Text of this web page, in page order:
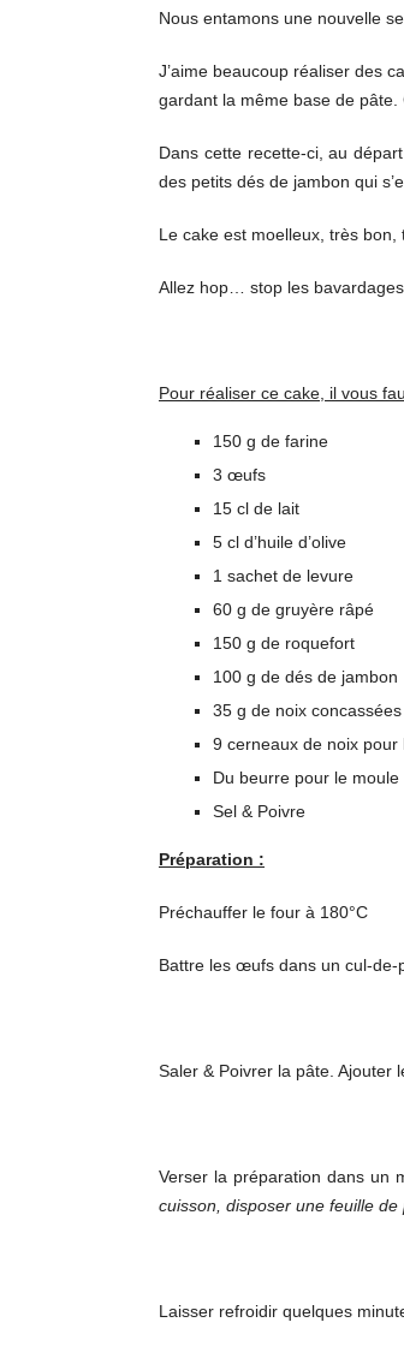
Nous entamons une nouvelle
J’aime beaucoup réaliser des
gardant la même base de pâte.
Dans cette recette-ci, au
des petits dés de jambon qui
Le cake est moelleux, très
Allez hop… stop les
Pour réaliser ce cake, il vous
150 g de farine
3 œufs
15 cl de lait
5 cl d’huile d’olive
1 sachet de levure
60 g de gruyère râpé
150 g de roquefort
100 g de dés de jambon
35 g de noix concassées
9 cerneaux de noix pour
Du beurre pour le moule
Sel & Poivre
Préparation :
Préchauffer le four à 180°C
Battre les œufs dans un cul-de-
Saler & Poivrer la pâte. Ajouter
Verser la préparation dans un
cuisson, disposer une feuille
Laisser refroidir quelques